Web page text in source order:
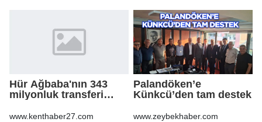
Hür Ağbaba'nın 343
milyonluk transferi
Ağbaba'ya milyonlar
www.kenthaber27.com
Palandöken’e
Künkcü’den tam destek
www.zeybekhaber.com